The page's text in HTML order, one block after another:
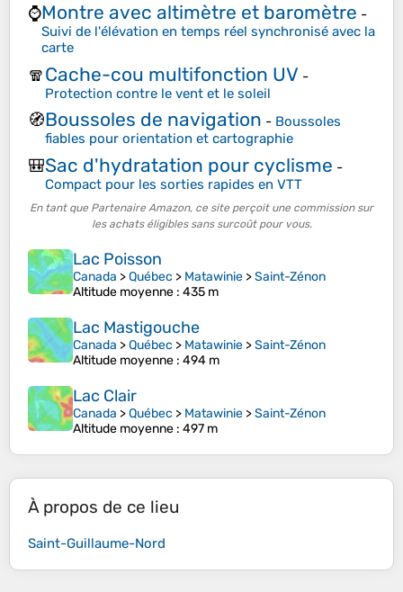
⌚Montre avec altimètre et baromètre -
Suivi de l'élévation en temps réel synchronisé avec la
carte
🧣Cache-cou multifonction UV -
Protection contre le vent et le soleil
🧭Boussoles de navigation - Boussoles
fiables pour orientation et cartographie
🎒Sac d'hydratation pour cyclisme -
Compact pour les sorties rapides en VTT
En tant que Partenaire Amazon, ce site perçoit une commission sur
les achats éligibles sans surcoût pour vous.
Lac Poisson
Canada >Québec > Matawinie >Saint-Zénon
Altitude moyenne : 435 m
Lac Mastigouche
Canada >Québec > Matawinie >Saint-Zénon
Altitude moyenne : 494 m
Lac Clair
Canada >Québec > Matawinie >Saint-Zénon
Altitude moyenne : 497 m
À propos de ce lieu
Saint-Guillaume-Nord